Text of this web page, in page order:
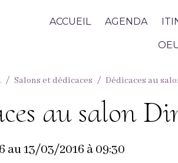
ACCUEIL AGENDA
Salons et dédicaces Dédicaces au
au salon
au 13/03/2016 à 09:30